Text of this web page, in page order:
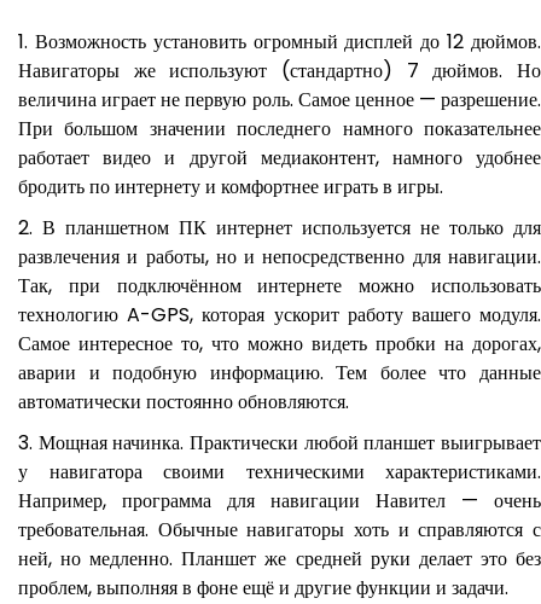
Возможность установить огромный дисплей до 12 дюймов.
Навигаторы же используют (стандартно) 7 дюймов. Но
величина играет не первую роль. Самое ценное — разрешение.
При большом значении последнего намного показательнее
работает видео и другой медиаконтент, намного удобнее
бродить по интернету и комфортнее играть в игры.
В планшетном ПК интернет используется не только для
развлечения и работы, но и непосредственно для навигации.
Так, при подключённом интернете можно использовать
технологию A-GPS, которая ускорит работу вашего модуля.
Самое интересное то, что можно видеть пробки на дорогах,
аварии и подобную информацию. Тем более что данные
автоматически постоянно обновляются.
Мощная начинка. Практически любой планшет выигрывает
у навигатора своими техническими характеристиками.
Например, программа для навигации Навител — очень
требовательная. Обычные навигаторы хоть и справляются с
ней, но медленно. Планшет же средней руки делает это без
проблем, выполняя в фоне ещё и другие функции и задачи.